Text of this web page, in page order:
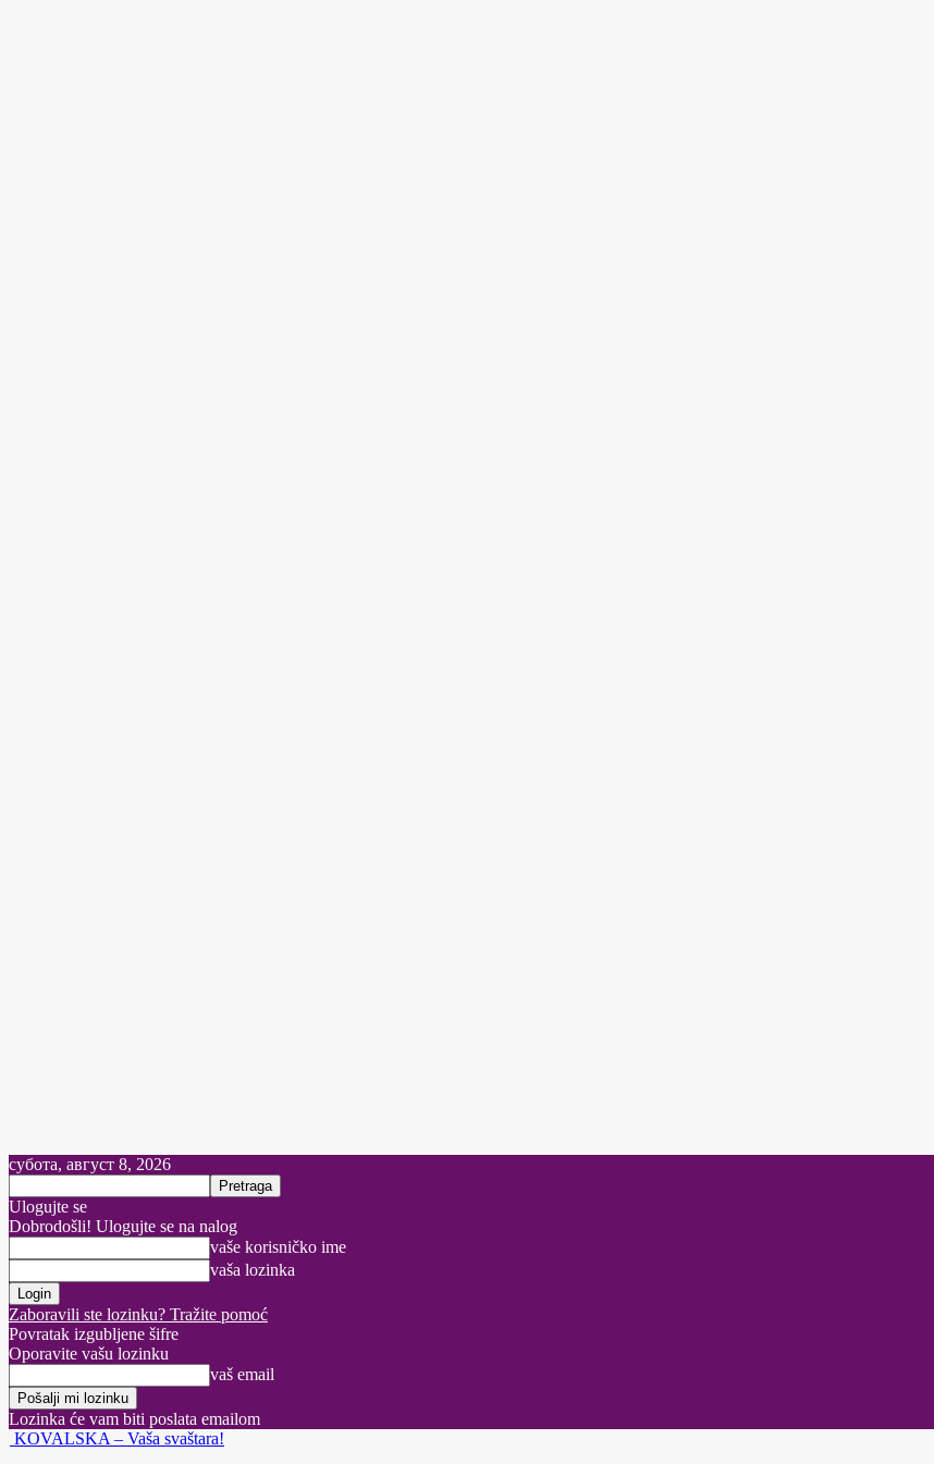
субота, август 8, 2026
Ulogujte se
Dobrodošli! Ulogujte se na nalog
vaše korisničko ime
vaša lozinka
Zaboravili ste lozinku? Tražite pomoć
Povratak izgubljene šifre
Oporavite vašu lozinku
vaš email
Lozinka će vam biti poslata emailom
KOVALSKA – Vaša svaštara!